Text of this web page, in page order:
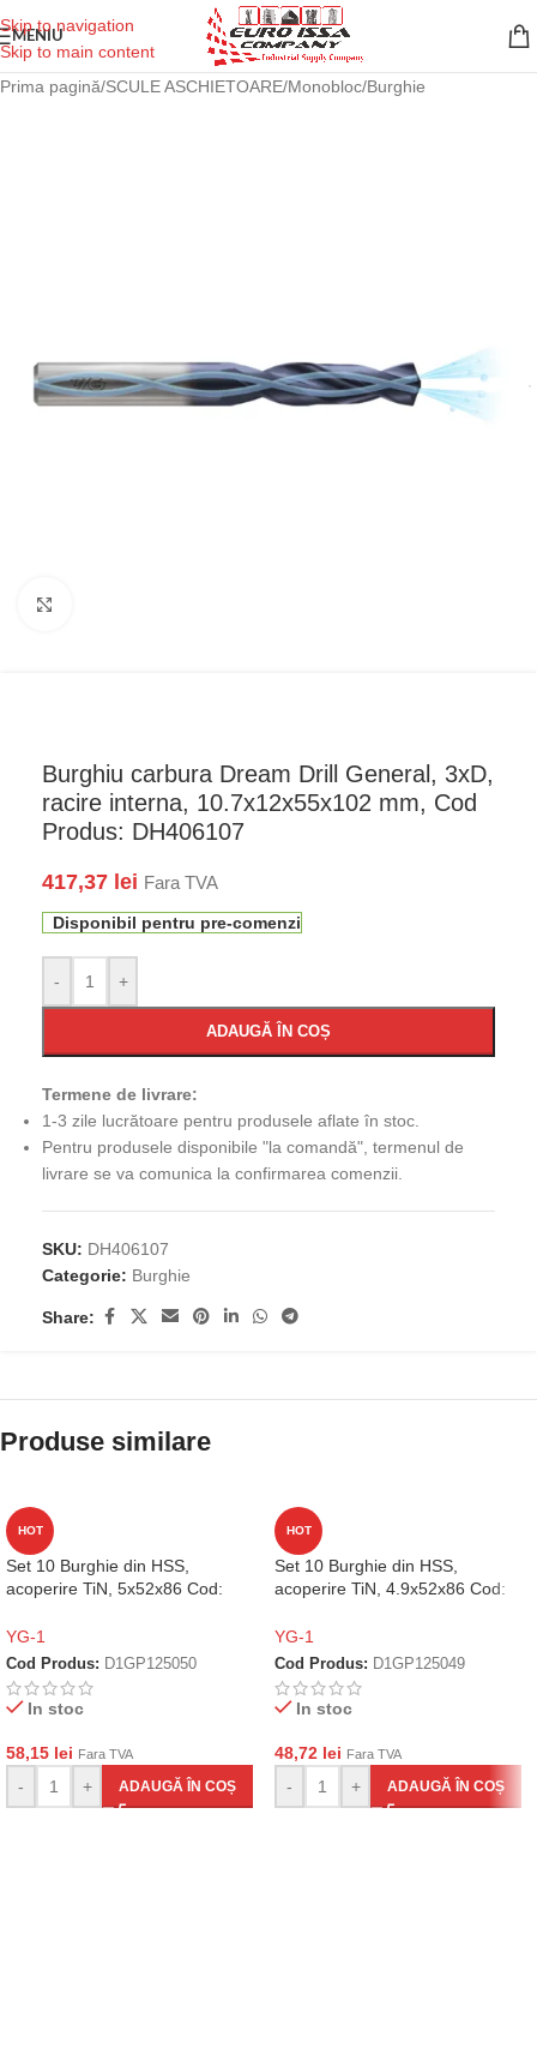
Skip to navigation
Skip to main content
MENIU
Prima pagină/SCULE ASCHIETOARE/Monobloc/Burghie
Burghiu carbura Dream Drill General, 3xD,
racire interna, 10.7x12x55x102 mm, Cod
Produs: DH406107
417,37 lei Fara TVA
Disponibil pentru pre-comenzi
- +
ADAUGĂ ÎN COȘ
Termene de livrare:
1-3 zile lucrătoare pentru produsele aflate în stoc.
Pentru produsele disponibile "la comandă", termenul de
livrare se va comunica la confirmarea comenzii.
SKU: DH406107
Categorie: Burghie
Share:
Produse similare
HOT
Set 10 Burghie din HSS,
acoperire TiN, 5x52x86 Cod:
YG-1
Cod Produs: D1GP125050
In stoc
58,15 lei Fara TVA
- + ADAUGĂ ÎN COȘ
HOT
Set 10 Burghie din HSS,
acoperire TiN, 4.9x52x86 Cod:
YG-1
Cod Produs: D1GP125049
In stoc
48,72 lei Fara TVA
- + ADAUGĂ ÎN COȘ